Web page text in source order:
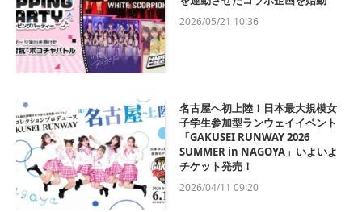
2026/05/21 10:36
名古屋へ初上陸！日本最大規模女
子学生参加型ランウェイイベント
「GAKUSEI RUNWAY 2026
SUMMER in NAGOYA」いよいよ
チケット発売！
2026/04/11 09:20